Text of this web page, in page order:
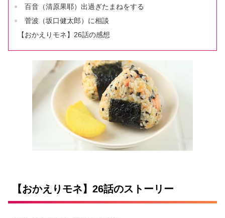
百音（清原果耶）出過ぎたまねをする
菅波（坂口健太郎）に相談
【おかえりモネ】26話の感想
【おかえりモネ】26話のストーリー